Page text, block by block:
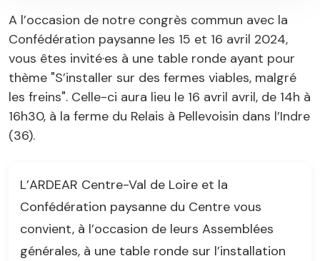
A l’occasion de notre congrès commun avec la
Confédération paysanne les 15 et 16 avril 2024,
vous êtes invité·es à une table ronde ayant pour
thème "S’installer sur des fermes viables, malgré
les freins". Celle-ci aura lieu le 16 avril avril, de 14h à
16h30, à la ferme du Relais à Pellevoisin dans l’Indre
(36).
L’ARDEAR Centre-Val de Loire et la
Confédération paysanne du Centre vous
convient, à l’occasion de leurs Assemblées
générales, à une table ronde sur l’installation